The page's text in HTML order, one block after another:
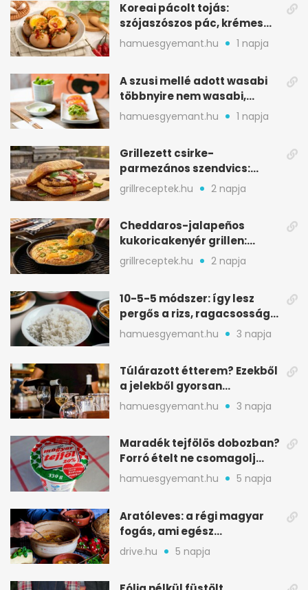
Koreai pácolt tojás:
szójaszószos pác, krémes
sárgája, pár óra alatt
hamuesgyemant.hu 1 napja
A szusi mellé adott wasabi
többnyire nem wasabi,
hanem fűszerkeverék
hamuesgyemant.hu 1 napja
Grillezett csirke-
parmezános szendvics:
ropogós csirke, olvadó sajt
grillreceptek.hu 2 napja
Cheddaros-jalapeños
kukoricakenyér grillen:
ropogós alj, puha belső
grillreceptek.hu 2 napja
10-5-5 módszer: így lesz
pergős a rizs, ragacsosság
nélkül
hamuesgyemant.hu 3 napja
Túlárazott étterem? Ezekből
a jelekből gyorsan
észreveheted
hamuesgyemant.hu 3 napja
Maradék tejfölös dobozban?
Forró ételt ne csomagolj
ilyen tégelybe
hamuesgyemant.hu 5 napja
Aratóleves: a régi magyar
fogás, ami egész
csapatokat jóllakatott
drive.hu 5 napja